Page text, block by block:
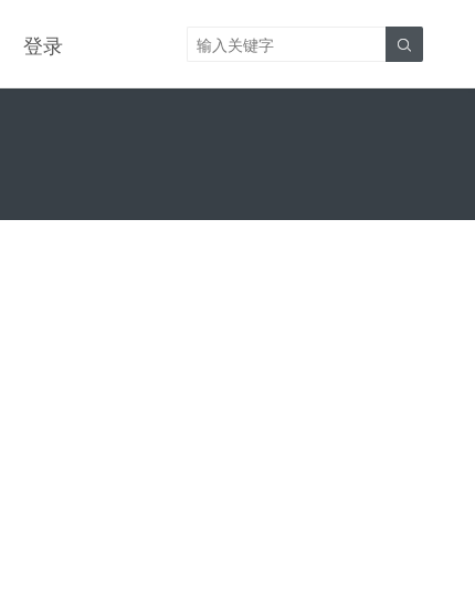
登录 